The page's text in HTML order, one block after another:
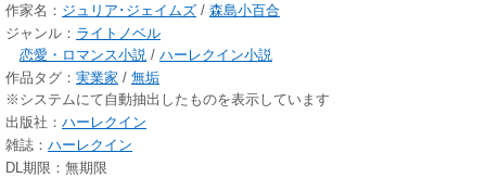
作家名： ジュリア･ジェイムズ / 森島小百合
ジャンル： ライトノベル
恋愛・ロマンス小説 / ハーレクイン小説
作品タグ： 実業家 / 無垢
※システムにて自動抽出したものを表示しています
出版社： ハーレクイン
雑誌： ハーレクイン
DL期限：無期限